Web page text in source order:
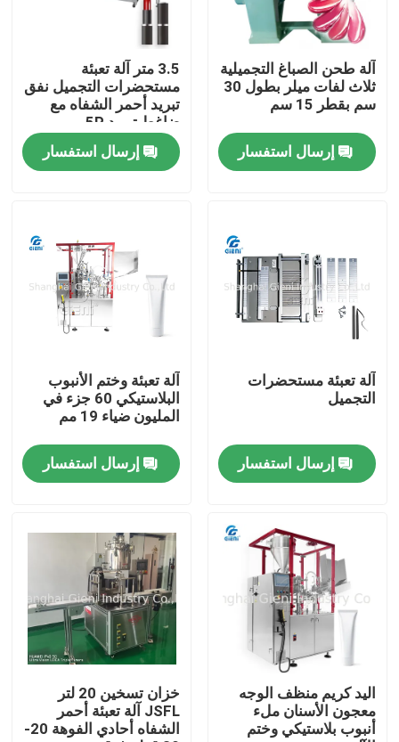
المنتجات
فيديوهات
حولنا
جولة في المصنع
اتصل بنا
أخبار
مدونة
آلة طحن الصباغ التجميلية
ثلاث لفات ميلر بطول 30
سم بقطر 15 سم
إرسال استفسار
3.5 متر آلة تعبئة
مستحضرات التجميل نفق
تبريد أحمر الشفاه مع
ضاغط تبريد 5P
إرسال استفسار
آلة تعبئة مستحضرات
التجميل
إرسال استفسار
آلة تعبئة وختم الأنبوب
البلاستيكي 60 جزء في
المليون ضياء 19 مم
إرسال استفسار
اليد كريم منظف الوجه
معجون الأسنان ملء
أنبوب بلاستيكي وختم
خزان تسخين 20 لتر
JSFL آلة تعبئة أحمر
الشفاه أحادي الفوهة 20-